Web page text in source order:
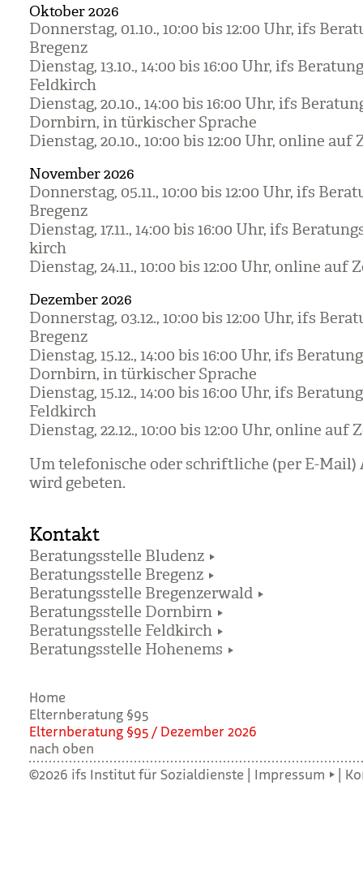
Oktober 2026
Don­ners­tag, 01.10., 10:00 bis 12:00 Uhr, ifs
Bre­genz
Diens­tag, 13.10., 14:00 bis 16:00 Uhr, ifs
Feld­kirch
Diens­tag, 20.10., 14:00 bis 16:00 Uhr, ifs
Dorn­birn, in tür­ki­scher Spra­che
Diens­tag, 20.10., 10:00 bis 12:00 Uhr, online auf
November 2026
Don­ners­tag, 05.11., 10:00 bis 12:00 Uhr, ifs
Bre­genz
Diens­tag, 17.11., 14:00 bis 16:00 Uhr, ifs
kirch
Diens­tag, 24.11., 10:00 bis 12:00 Uhr, online auf
Dezember 2026
Don­ners­tag, 03.12., 10:00 bis 12:00 Uhr, ifs
Bre­genz
Diens­tag, 15.12., 14:00 bis 16:00 Uhr, ifs
Dorn­birn, in tür­ki­scher Spra­che
Diens­tag, 15.12., 14:00 bis 16:00 Uhr, ifs
Feld­kirch
Diens­tag, 22.12., 10:00 bis 12:00 Uhr, online auf
Um tele­fo­ni­sche oder schrift­li­che (per E-Mail)
wird gebe­ten.
Kontakt
Beratungsstelle Bludenz
Beratungsstelle Bregenz
Beratungsstelle Bregenzerwald
Beratungsstelle Dornbirn
Beratungsstelle Feldkirch
Beratungsstelle Hohenems
Home
Elternberatung §95
Eltern­be­ra­tung §95 / Dezem­ber 2026
nach oben
©2026 ifs Institut für Sozialdienste | Impressum